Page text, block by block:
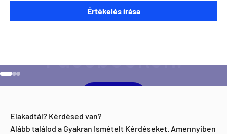
Értékelés írása
Szeretnéd ha napra kész lennél minden Direct Darts
aktivitással kapcsolatban?
Elakadtál? Kérdésed van?
Alább találod a Gyakran Ismételt Kérdéseket. Amennyiben